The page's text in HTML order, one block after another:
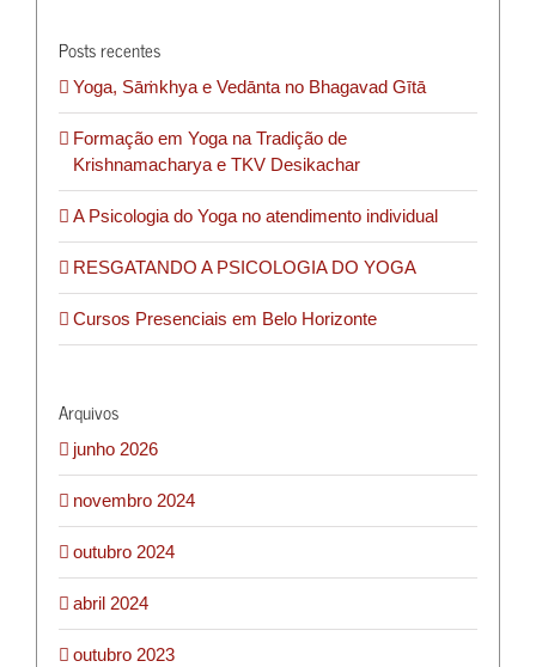
Posts recentes
Yoga, Sāṁkhya e Vedānta no Bhagavad Gītā
Formação em Yoga na Tradição de
Krishnamacharya e TKV Desikachar
A Psicologia do Yoga no atendimento individual
RESGATANDO A PSICOLOGIA DO YOGA
Cursos Presenciais em Belo Horizonte
Arquivos
junho 2026
novembro 2024
outubro 2024
abril 2024
outubro 2023